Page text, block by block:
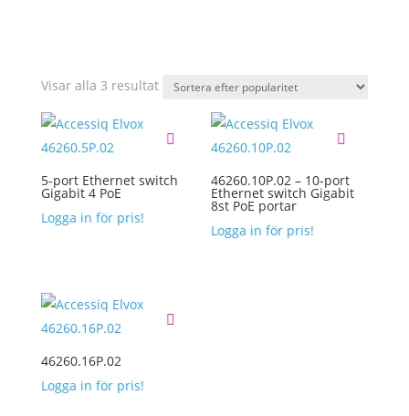
Visar alla 3 resultatSortera
popularitet
5-port Ethernet switch
Gigabit 4 PoE
Logga in för pris!
46260.10P.02 – 10-port
Ethernet switch Gigabit
8st PoE portar
Logga in för pris!
46260.16P.02
Logga in för pris!